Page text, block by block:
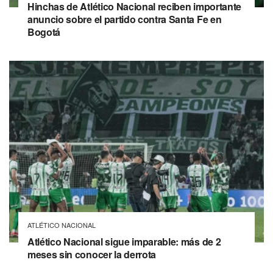
Hinchas de Atlético Nacional reciben importante
anuncio sobre el partido contra Santa Fe en
Bogotá
ATLÉTICO NACIONAL
Atlético Nacional sigue imparable: más de 2
meses sin conocer la derrota